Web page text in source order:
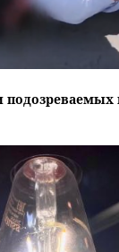
подозреваемых